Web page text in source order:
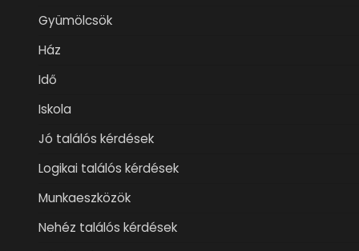
Gyümölcsök
Ház
Idő
Iskola
Jó találós kérdések
Logikai találós kérdések
Munkaeszközök
Nehéz találós kérdések